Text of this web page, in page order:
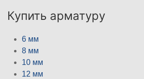
Купить арматуру
6 мм
8 мм
10 мм
12 мм